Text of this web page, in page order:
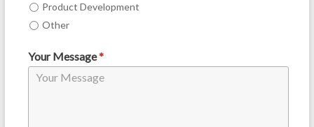
Product Development
Other
Your Message*